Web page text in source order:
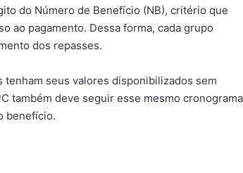
do Número de Benefício (NB), critério que
ao pagamento. Dessa forma, cada grupo
dos repasses.
seus valores disponibilizados sem
também deve seguir esse mesmo
benefício.